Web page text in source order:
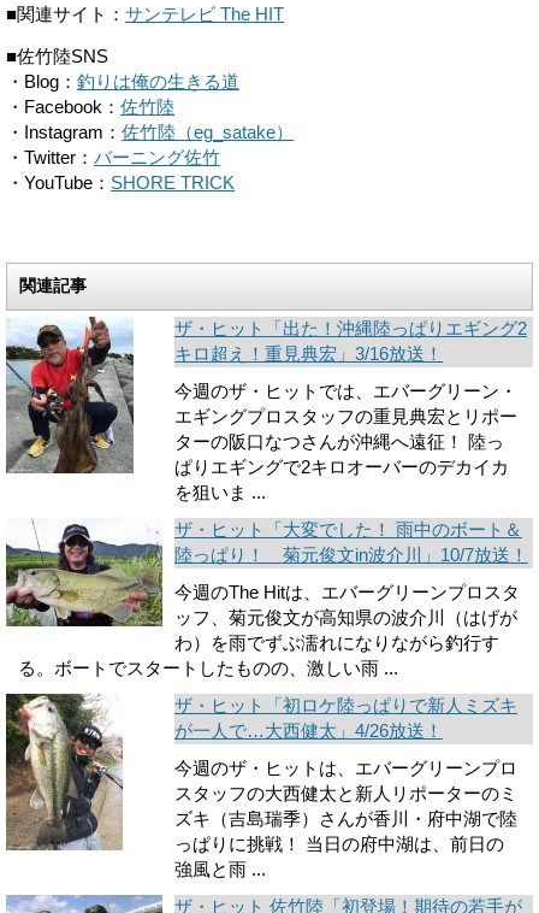
■関連サイト： サンテレビ The HIT
■佐竹陸SNS
・Blog： 釣りは俺の生きる道
・Facebook： 佐竹陸
・Instagram： 佐竹陸（eg_satake）
・Twitter： バーニング佐竹
・YouTube： SHORE TRICK
関連記事
ザ・ヒット「出た！沖縄陸っぱりエギング2
キロ超え！重見典宏」3/16放送！
今週のザ・ヒットでは、エバーグリーン・
エギングプロスタッフの重見典宏とリポー
ターの阪口なつさんが沖縄へ遠征！ 陸っ
ぱりエギングで2キロオーバーのデカイカ
を狙いま ...
ザ・ヒット「大変でした！ 雨中のボート＆
陸っぱり！ 菊元俊文in波介川」10/7放送！
今週のThe Hitは、エバーグリーンプロスタ
ッフ、菊元俊文が高知県の波介川（はげが
わ）を雨でずぶ濡れになりながら釣行す
る。ボートでスタートしたものの、激しい雨 ...
ザ・ヒット「初ロケ陸っぱりで新人ミズキ
が一人で…大西健太」4/26放送！
今週のザ・ヒットは、エバーグリーンプロ
スタッフの大西健太と新人リポーターのミ
ズキ（吉島瑞季）さんが香川・府中湖で陸
っぱりに挑戦！ 当日の府中湖は、前日の
強風と雨 ...
ザ・ヒット 佐竹陸「初登場！期待の若手が